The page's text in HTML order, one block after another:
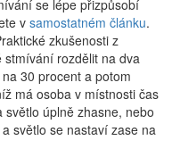
se lépe přizpůsobí
v samostatném článku.
zkušenosti z
rozdělit na dva
30 procent a potom
má osoba v místnosti čas
úplně zhasne, nebo
světlo se nastaví zase na